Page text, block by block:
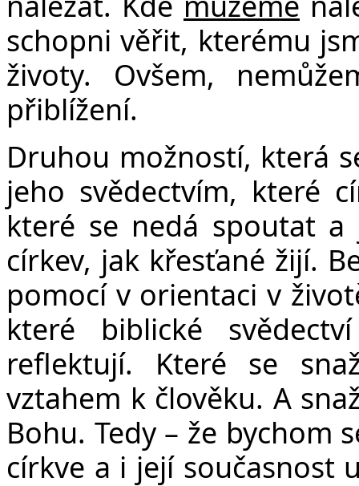
schopni věřit, kterému
životy. Ovšem,
přiblížení.
Druhou možností, která
jeho svědectvím, které
které se nedá spoutat
církev, jak křesťané žijí.
pomocí v orientaci v
které biblické
reflektují. Které se
vztahem k člověku. A
Bohu. Tedy – že bychom
církve a i její současnost